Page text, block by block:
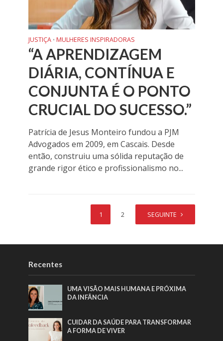
JUSTIÇA • MULHERES INSPIRADORAS
“A APRENDIZAGEM
DIÁRIA, CONTÍNUA E
CONJUNTA É O PONTO
CRUCIAL DO SUCESSO.”
Patrícia de Jesus Monteiro fundou a PJM
Advogados em 2009, em Cascais. Desde
então, construiu uma sólida reputação de
grande rigor ético e profissionalismo no...
1 2 SEGUINTE
Recentes
UMA VISÃO MAIS HUMANA E PRÓXIMA
DA INFÂNCIA
CUIDAR DA SAÚDE PARA TRANSFORMAR
A FORMA DE VIVER